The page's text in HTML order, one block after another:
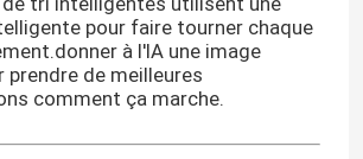
pour faire tourner chaque
à l'IA une image
prendre de meilleures
comment ça marche.